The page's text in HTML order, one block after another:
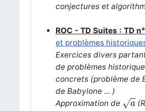
conjectures et
ROC - TD Suites : TD
et problèmes
Exercices divers
de problèmes
concrets (problème de
de Babylone ... )
Approximation de √a